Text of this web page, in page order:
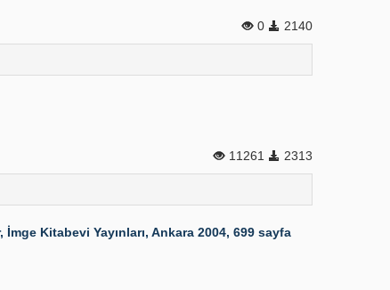
0 2140
11261 2313
Kitabevi Yayınları, Ankara 2004, 699 sayfa